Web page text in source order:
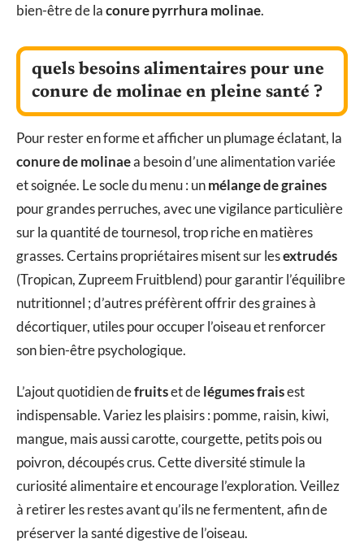
bien-être de laconure pyrrhura molinae.
quels besoins alimentaires pour une
conure de molinae en pleine santé ?
Pour rester en forme et afficher un plumage éclatant, la
conure de molinaea besoin d’une alimentation variée
et soignée. Le socle du menu : unmélange de graines
pour grandes perruches, avec une vigilance particulière
sur la quantité de tournesol, trop riche en matières
grasses. Certains propriétaires misent sur lesextrudés
(Tropican, Zupreem Fruitblend) pour garantir l’équilibre
nutritionnel ; d’autres préfèrent offrir des graines à
décortiquer, utiles pour occuper l’oiseau et renforcer
son bien-être psychologique.
L’ajout quotidien defruitset delégumes fraisest
indispensable. Variez les plaisirs : pomme, raisin, kiwi,
mangue, mais aussi carotte, courgette, petits pois ou
poivron, découpés crus. Cette diversité stimule la
curiosité alimentaire et encourage l’exploration. Veillez
à retirer les restes avant qu’ils ne fermentent, afin de
préserver la santé digestive de l’oiseau.